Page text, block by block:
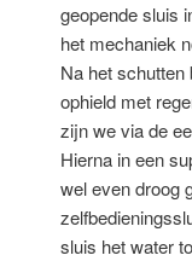
geopende sluis
het mechaniek
Na het schutten
ophield met
zijn we via de
Hierna in een
wel even droog
sluis het water